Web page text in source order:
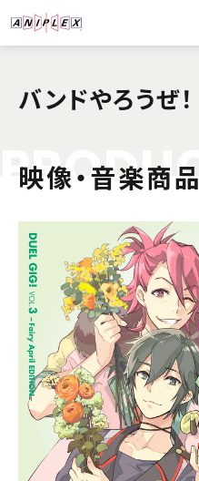
バンドやろうぜ！
PRODUC
映像・音楽商品